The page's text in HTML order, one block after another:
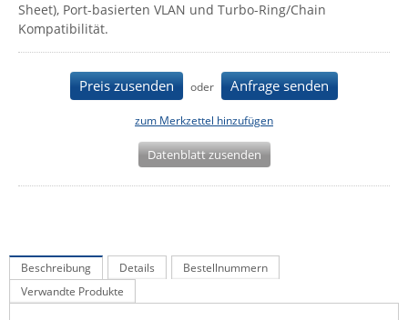
Gefen
Gude
Guntermann & Drunck
High Sec Labs
IEC Lock
Kerlink
Kramer Electronics
KVM TEC
Sheet), Port-basierten VLAN und Turbo-Ring/Chain
Kompatibilität.
Preis zusenden oder Anfrage senden
zum Merkzettel hinzufügen
Datenblatt zusenden
Beschreibung Details
Bestellnummern
Verwandte Produkte